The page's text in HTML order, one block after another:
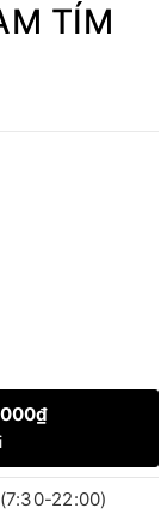
TÍM
(7:30-22:00)